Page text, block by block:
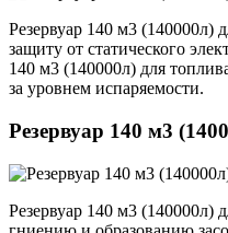
Резервуар 140 м3 (140000л)
защиту от статического
140 м3 (140000л) для
за уровнем испаряемости.
Резервуар 140 м3
Резервуар 140 м3 (140000л)